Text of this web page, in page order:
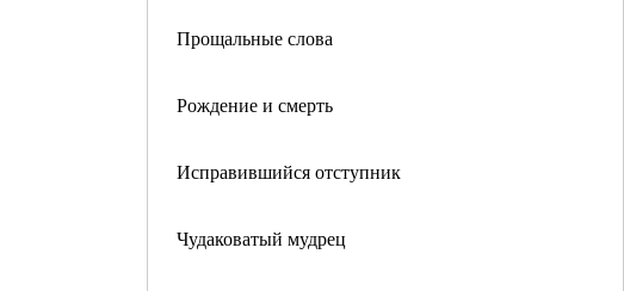
Прощальные слова
Рождение и смерть
Исправившийся отступник
Чудаковатый мудрец